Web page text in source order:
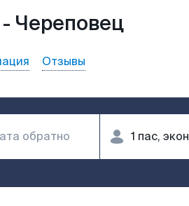
Череповец
Отзывы